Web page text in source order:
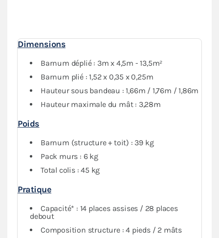
Dimensions
Barnum déplié : 3m x 4,5m - 13,5m²
Barnum plié : 1,52 x 0,35 x 0,25m
Hauteur sous bandeau : 1,66m / 1,76m / 1,86m
Hauteur maximale du mât : 3,28m
Poids
Barnum (structure + toit) : 39 kg
Pack murs : 6 kg
Total colis : 45 kg
Pratique
Capacité* : 14 places assises / 28 places
debout
Composition structure : 4 pieds / 2 mâts